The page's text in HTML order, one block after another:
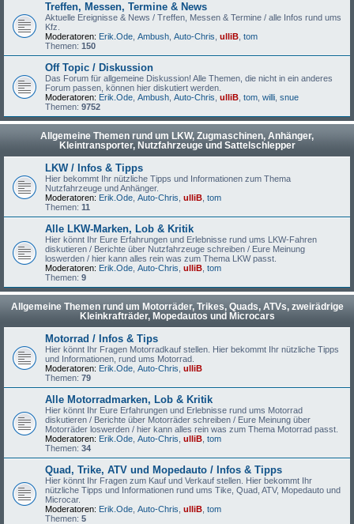
Treffen, Messen, Termine & News
Aktuelle Ereignisse & News / Treffen, Messen & Termine / alle Infos rund ums
Kfz.
Moderatoren: Erik.Ode Ambush Auto-Chris ulliB tom
Themen: 150
Off Topic / Diskussion
Das Forum für allgemeine Diskussion! Alle Themen, die nicht in ein anderes
Forum passen, können hier diskutiert werden.
Moderatoren: Erik.Ode Ambush Auto-Chris ulliB tom willi snue
Themen: 9752
Allgemeine Themen rund um LKW, Zugmaschinen, Anhänger,
Kleintransporter, Nutzfahrzeuge und Sattelschlepper
LKW / Infos & Tipps
Hier bekommt Ihr nützliche Tipps und Informationen zum Thema
Nutzfahrzeuge und Anhänger.
Moderatoren: Erik.Ode Auto-Chris ulliB tom
Themen: 11
Alle LKW-Marken, Lob & Kritik
Hier könnt Ihr Eure Erfahrungen und Erlebnisse rund ums LKW-Fahren
diskutieren / Berichte über Nutzfahrzeuge schreiben / Eure Meinung
loswerden / hier kann alles rein was zum Thema LKW passt.
Moderatoren: Erik.Ode Auto-Chris ulliB tom
Themen: 9
Allgemeine Themen rund um Motorräder, Trikes, Quads, ATVs, zweirädrige
Kleinkrafträder, Mopedautos und Microcars
Motorrad / Infos & Tips
Hier könnt Ihr Fragen Motorradkauf stellen. Hier bekommt Ihr nützliche Tipps
und Informationen, rund ums Motorrad.
Moderatoren: Erik.Ode Auto-Chris ulliB
Themen: 79
Alle Motorradmarken, Lob & Kritik
Hier könnt Ihr Eure Erfahrungen und Erlebnisse rund ums Motorrad
diskutieren / Berichte über Motorräder schreiben / Eure Meinung über
Motorräder loswerden / hier kann alles rein was zum Thema Motorrad passt.
Moderatoren: Erik.Ode Auto-Chris ulliB tom
Themen: 34
Quad, Trike, ATV und Mopedauto / Infos & Tipps
Hier könnt Ihr Fragen zum Kauf und Verkauf stellen. Hier bekommt Ihr
nützliche Tipps und Informationen rund ums Tike, Quad, ATV, Mopedauto und
Microcar.
Moderatoren: Erik.Ode Auto-Chris ulliB tom
Themen: 5